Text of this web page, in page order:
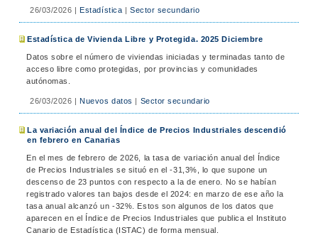
26/03/2026 |Estadística | Sector secundario
Estadística de Vivienda Libre y Protegida. 2025 Diciembre
Datos sobre el número de viviendas iniciadas y terminadas tanto de
acceso libre como protegidas, por provincias y comunidades
autónomas.
26/03/2026 |Nuevos datos | Sector secundario
La variación anual del Índice de Precios Industriales descendió
en febrero en Canarias
En el mes de febrero de 2026, la tasa de variación anual del Índice
de Precios Industriales se situó en el -31,3%, lo que supone un
descenso de 23 puntos con respecto a la de enero. No se habían
registrado valores tan bajos desde el 2024: en marzo de ese año la
tasa anual alcanzó un -32%. Estos son algunos de los datos que
aparecen en el Índice de Precios Industriales que publica el Instituto
Canario de Estadística (ISTAC) de forma mensual.